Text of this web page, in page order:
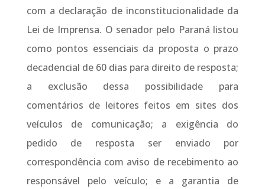
com a declaração de inconstitucionalidade da
Lei de Imprensa. O senador pelo Paraná listou
como pontos essenciais da proposta o prazo
decadencial de 60 dias para direito de resposta;
a exclusão dessa possibilidade para
comentários de leitores feitos em sites dos
veículos de comunicação; a exigência do
pedido de resposta ser enviado por
correspondência com aviso de recebimento ao
responsável pelo veículo; e a garantia de